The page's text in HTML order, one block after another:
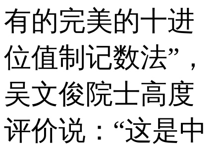
有的完美的十进
位值制记数法”，
吴文俊院士高度
评价说：“这是中